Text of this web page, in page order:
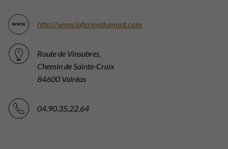
http://www.lafermedumont.com
Route de Vinsobres,
Chemin de Sainte-Croix
84600 Valréas
04.90.35.22.64